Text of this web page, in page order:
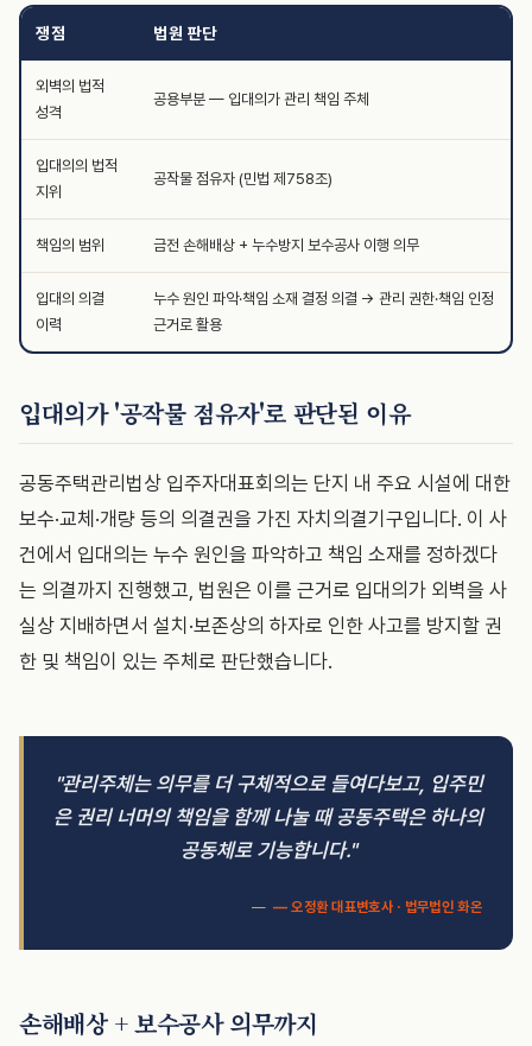
쟁점 법원 판단
외벽의 법적
성격
공용부분 — 입대의가 관리 책임 주체
입대의의 법적
지위
공작물 점유자 (민법 제758조)
책임의 범위 금전 손해배상 + 누수방지 보수공사 이행 의무
입대의 의결
이력
누수 원인 파악·책임 소재 결정 의결 → 관리 권한·책임 인정
근거로 활용
입대의가 '공작물 점유자'로 판단된 이유
공동주택관리법상 입주자대표회의는 단지 내 주요 시설에 대한
보수·교체·개량 등의 의결권을 가진 자치의결기구입니다. 이 사
건에서 입대의는 누수 원인을 파악하고 책임 소재를 정하겠다
는 의결까지 진행했고, 법원은 이를 근거로 입대의가 외벽을 사
실상 지배하면서 설치·보존상의 하자로 인한 사고를 방지할 권
한 및 책임이 있는 주체로 판단했습니다.
"관리주체는 의무를 더 구체적으로 들여다보고, 입주민
은 권리 너머의 책임을 함께 나눌 때 공동주택은 하나의
공동체로 기능합니다."
— 오정환 대표변호사 · 법무법인 화온
손해배상 + 보수공사 의무까지